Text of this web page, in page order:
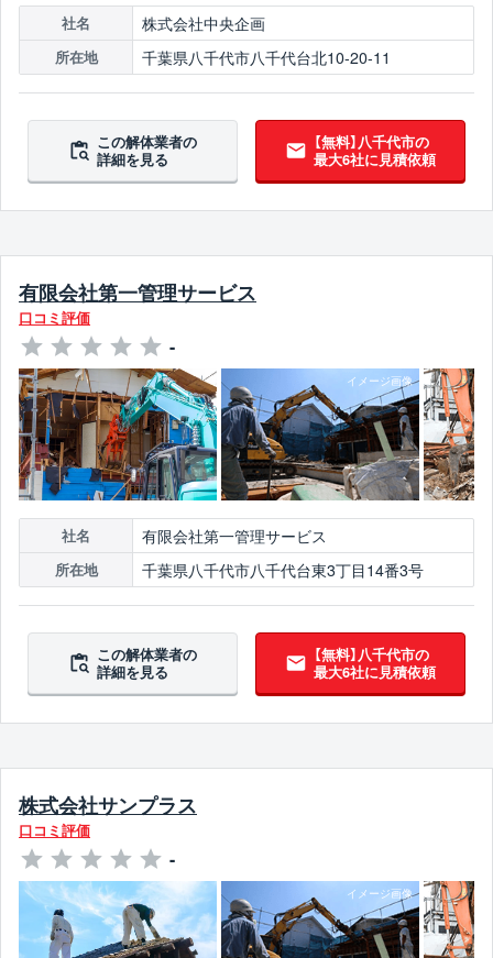
社名 株式会社中央企画
所在地 千葉県八千代市八千代台北10-20-11
この解体業者の
詳細を見る
【無料】八千代市の
最大6社に見積依頼
有限会社第一管理サービス
口コミ評価
-
社名 有限会社第一管理サービス
所在地 千葉県八千代市八千代台東3丁目14番3号
この解体業者の
詳細を見る
【無料】八千代市の
最大6社に見積依頼
株式会社サンプラス
口コミ評価
-